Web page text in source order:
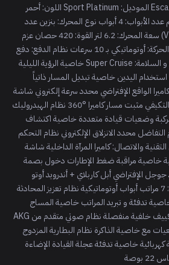
الماركة:Cadillac الفئة: Escalade الموديل: Sport Platinum اللون: أحمر
السنة: 2025 كيلومترات: 0 كم عدد الأبواب: 4 أبواب نوع المحرك: بنزين عدد
الاسطوانات: 8 اسطوانات (V8) سعة المحرك: 6.2 لتر القوة: 420 حصان عزم
الدوران: 624 نيوتن متر ناقل الحركة: أوتوماتيكي بـ 10 سرعات نظام الدفع: دفع
رباعي أنظمة مساعدة القيادة و السلامة: Super Cruise خاصية الرؤية الليلية
اليدين خاصية تبديل المسار ذاتياً
الواقع الإفتراضي محدد سرعة إلكتروني شاشة
بروجكتر أمامي مثبت السرعة التكيفي مثبت مسار كاميرا °360 نظام الهيدروليك
وضعيات قيادة متعددة خاصية اكتشاف
التفاضل محدد الانزلاق الإلكتروني نظام التحكم
والاتصال: كاميرا المرآة الداخلية شاشة
خاصية مراقبة ضغط الإطارات دخول بصمة
الإفتراضي أبل كاربلاي + أندرويد أوتو
المواصفات الإضافية والراحة: 7 مراتب أبواب أوتوماتيكية نظام تعزيز المحادثة
تدفئة و تبريد المراتب خاصية المساج
للمراتب أبواب شفط وحدة تكييف خلفية منفصلة نظام صوتي متقدم من AKG
مع خاصية الذاكرة نظام البطارية المزدوج
خاصية تدفئة عجلة القيادة الإضاءة